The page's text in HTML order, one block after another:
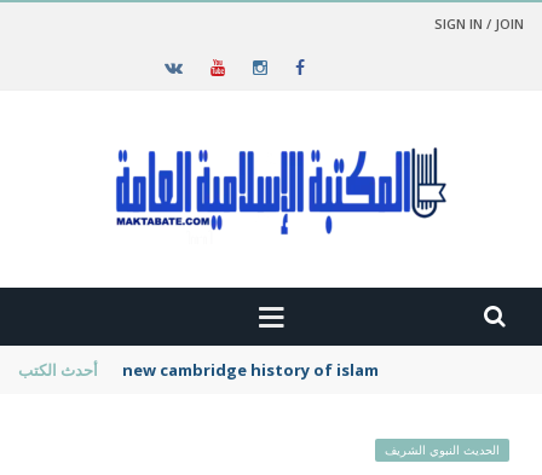
SIGN IN / JOIN
أحدث الكتب new cambridge history of islam
الحديث النبوي الشريف